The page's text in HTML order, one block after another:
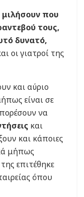
που
τους,
δυνατό,
οι γιατροί της
και αύριο
είναι σε
να
και
και κάποιες
μήπως
επιτέθηκε
όπου